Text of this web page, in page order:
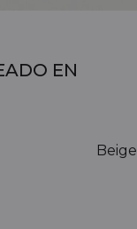
EN
Beige